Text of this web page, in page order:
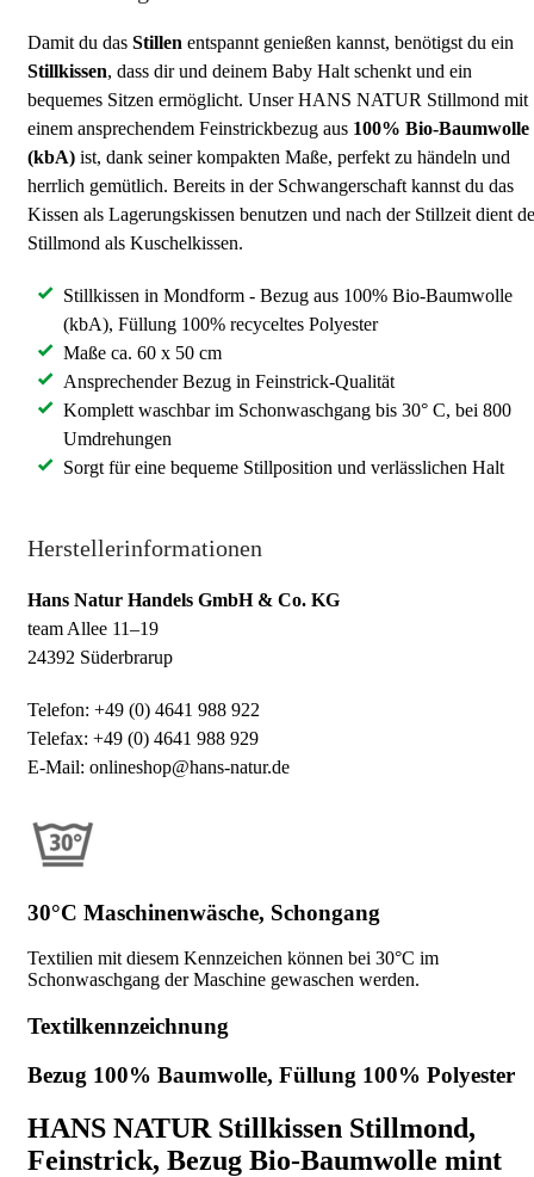
Damit du das Stillen entspannt genießen kannst, benötigst du ein
Stillkissen, dass dir und deinem Baby Halt schenkt und ein
bequemes Sitzen ermöglicht. Unser HANS NATUR Stillmond mit
einem ansprechendem Feinstrickbezug aus 100% Bio-Baumwolle
(kbA) ist, dank seiner kompakten Maße, perfekt zu händeln und
herrlich gemütlich. Bereits in der Schwangerschaft kannst du das
Kissen als Lagerungskissen benutzen und nach der Stillzeit dient
Stillmond als Kuschelkissen.
Stillkissen in Mondform - Bezug aus 100% Bio-Baumwolle
(kbA), Füllung 100% recyceltes Polyester
Maße ca. 60 x 50 cm
Ansprechender Bezug in Feinstrick-Qualität
Komplett waschbar im Schonwaschgang bis 30° C, bei 800
Umdrehungen
Sorgt für eine bequeme Stillposition und verlässlichen Halt
Herstellerinformationen
Hans Natur Handels GmbH & Co. KG
team Allee 11–19
24392 Süderbrarup
Telefon: +49 (0) 4641 988 922
Telefax: +49 (0) 4641 988 929
E-Mail: onlineshop@hans-natur.de
30°C Maschinenwäsche, Schongang
Textilien mit diesem Kennzeichen können bei 30°C im
Schonwaschgang der Maschine gewaschen werden.
Textilkennzeichnung
Bezug 100% Baumwolle, Füllung 100% Polyester
HANS NATUR Stillkissen Stillmond,
Feinstrick, Bezug Bio-Baumwolle mint